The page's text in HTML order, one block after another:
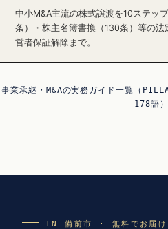
中小M&A主流の株式譲渡を10ステッ
条）・株主名簿書換（130条）等の
営者保証解除まで。
事業承継・M&Aの実務ガイド一覧（
178語
IN 備前市 · 無料でお届け